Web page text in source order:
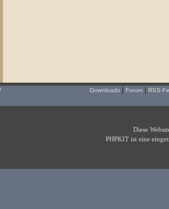
Downloads Forum RSS-
Diese
PHPKIT ist eine